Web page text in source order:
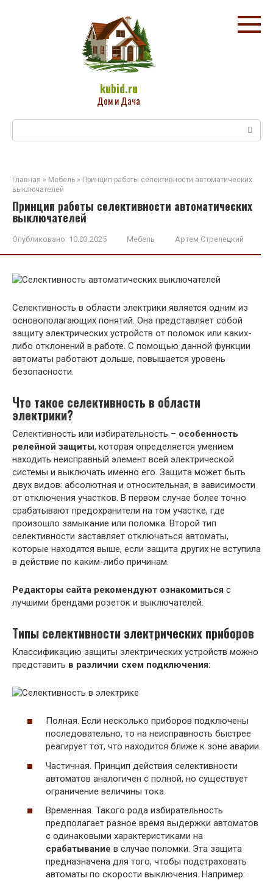
kubid.ru
Дом и Дача
Главная » Мебель » Принцип работы селективности автоматических
выключателей
Принцип работы селективности автоматических
выключателей
Опубликовано: 10.03.2025 Мебель Артем Стрелецкий
Селективность в области электрики является одним из
основополагающих понятий. Она представляет собой
защиту электрических устройств от поломок или каких-
либо отклонений в работе. С помощью данной функции
автоматы работают дольше, повышается уровень
безопасности.
Что такое селективность в области
электрики?
Селективность или избирательность – особенность
релейной защиты, которая определяется умением
находить неисправный элемент всей электрической
системы и выключать именно его. Защита может быть
двух видов: абсолютная и относительная, в зависимости
от отключения участков. В первом случае более точно
срабатывают предохранители на том участке, где
произошло замыкание или поломка. Второй тип
селективности заставляет отключаться автоматы,
которые находятся выше, если защита других не вступила
в действие по каким-либо причинам.
Редакторы сайта рекомендуют ознакомиться с
лучшими брендами розеток и выключателей.
Типы селективности электрических приборов
Классификацию защиты электрических устройств можно
представить в различии схем подключения:
Полная. Если несколько приборов подключены
последовательно, то на неисправность быстрее
реагирует тот, что находится ближе к зоне аварии.
Частичная. Принцип действия селективности
автоматов аналогичен с полной, но существует
ограничение величины тока.
Временная. Такого рода избирательность
предполагает разное время выдержки автоматов
с одинаковыми характеристиками на
срабатывание в случае поломки. Эта защита
предназначена для того, чтобы подстраховать
автоматы по скорости выключения. Например: